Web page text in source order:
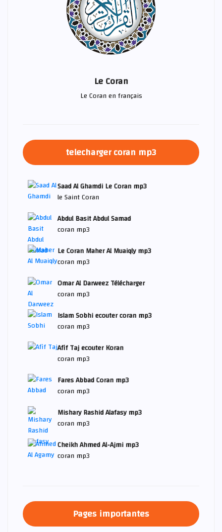
Le Coran
Le Coran en français
telecharger coran mp3
Saad Al Ghamdi Le Coran mp3
le Saint Coran
Abdul Basit Abdul Samad
coran mp3
Le Coran Maher Al Muaiqly mp3
coran mp3
Omar Al Darweez Télécharger
coran mp3
Islam Sobhi ecouter coran mp3
coran mp3
Afif Taj ecouter Koran
coran mp3
Fares Abbad Coran mp3
coran mp3
Mishary Rashid Alafasy mp3
coran mp3
Cheikh Ahmed Al-Ajmi mp3
coran mp3
Pages importantes